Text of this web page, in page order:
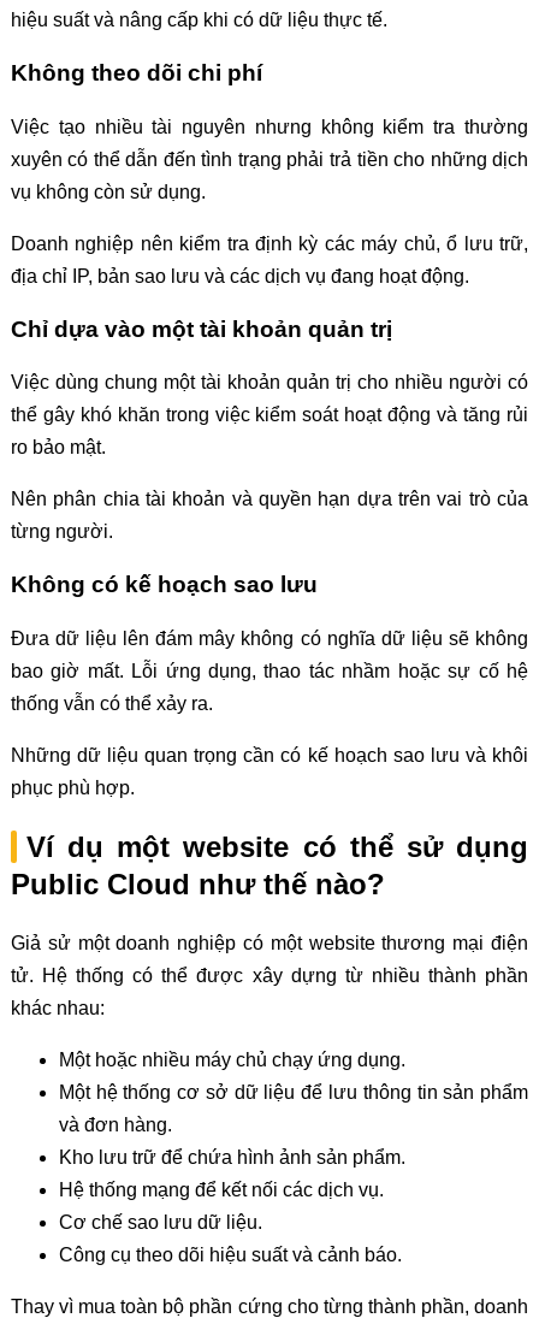
hiệu suất và nâng cấp khi có dữ liệu thực tế.
Không theo dõi chi phí
Việc tạo nhiều tài nguyên nhưng không kiểm tra thường
xuyên có thể dẫn đến tình trạng phải trả tiền cho những dịch
vụ không còn sử dụng.
Doanh nghiệp nên kiểm tra định kỳ các máy chủ, ổ lưu trữ,
địa chỉ IP, bản sao lưu và các dịch vụ đang hoạt động.
Chỉ dựa vào một tài khoản quản trị
Việc dùng chung một tài khoản quản trị cho nhiều người có
thể gây khó khăn trong việc kiểm soát hoạt động và tăng rủi
ro bảo mật.
Nên phân chia tài khoản và quyền hạn dựa trên vai trò của
từng người.
Không có kế hoạch sao lưu
Đưa dữ liệu lên đám mây không có nghĩa dữ liệu sẽ không
bao giờ mất. Lỗi ứng dụng, thao tác nhầm hoặc sự cố hệ
thống vẫn có thể xảy ra.
Những dữ liệu quan trọng cần có kế hoạch sao lưu và khôi
phục phù hợp.
Ví dụ một website có thể sử dụng
Public Cloud như thế nào?
Giả sử một doanh nghiệp có một website thương mại điện
tử. Hệ thống có thể được xây dựng từ nhiều thành phần
khác nhau:
Một hoặc nhiều máy chủ chạy ứng dụng.
Một hệ thống cơ sở dữ liệu để lưu thông tin sản phẩm
và đơn hàng.
Kho lưu trữ để chứa hình ảnh sản phẩm.
Hệ thống mạng để kết nối các dịch vụ.
Cơ chế sao lưu dữ liệu.
Công cụ theo dõi hiệu suất và cảnh báo.
Thay vì mua toàn bộ phần cứng cho từng thành phần, doanh